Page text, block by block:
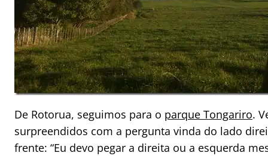
De Rotorua, seguimos para o parque Tongariro.
surpreendidos com a pergunta vinda do lado
frente: “Eu devo pegar a direita ou a esquerda